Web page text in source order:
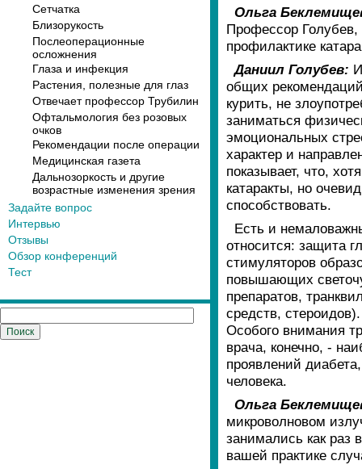
Сетчатка
Близорукость
Послеоперационные
осложнения
Глаза и инфекция
Растения, полезные для глаз
Отвечает профессор Трубилин
Офтальмология без розовых
очков
Рекомендации после операции
Медицинская газета
Дальнозоркость и другие
возрастные изменения зрения
Задайте вопрос
Интервью
Отзывы
Обзор конференций
Тест
Ольга
Профессор
профилактике
Даниил Голубев:
общих
курить, не
заниматься
эмоциональных
характер и
показывает, что,
катаракты, но
способствовать.
Есть и
относится: защита
стимуляторов
повышающих
препаратов,
средств,
Особого внимания
врача, конечно, -
проявлений
человека.
Ольга
микроволновом
занимались как раз
вашей практике